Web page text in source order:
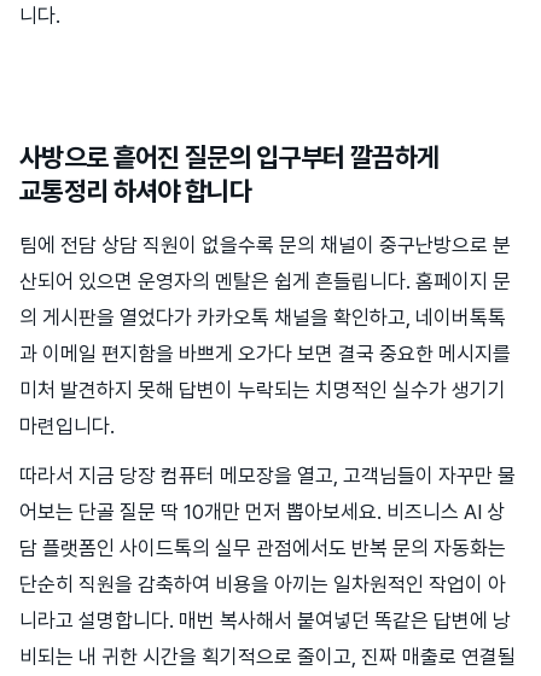
니다.
사방으로 흩어진 질문의 입구부터 깔끔하게
교통정리 하셔야 합니다
팀에 전담 상담 직원이 없을수록 문의 채널이 중구난방으로 분
산되어 있으면 운영자의 멘탈은 쉽게 흔들립니다. 홈페이지 문
의 게시판을 열었다가 카카오톡 채널을 확인하고, 네이버톡톡
과 이메일 편지함을 바쁘게 오가다 보면 결국 중요한 메시지를
미처 발견하지 못해 답변이 누락되는 치명적인 실수가 생기기
마련입니다.
따라서 지금 당장 컴퓨터 메모장을 열고, 고객님들이 자꾸만 물
어보는 단골 질문 딱 10개만 먼저 뽑아보세요. 비즈니스 AI 상
담 플랫폼인 사이드톡의 실무 관점에서도 반복 문의 자동화는
단순히 직원을 감축하여 비용을 아끼는 일차원적인 작업이 아
니라고 설명합니다. 매번 복사해서 붙여넣던 똑같은 답변에 낭
비되는 내 귀한 시간을 획기적으로 줄이고, 진짜 매출로 연결될